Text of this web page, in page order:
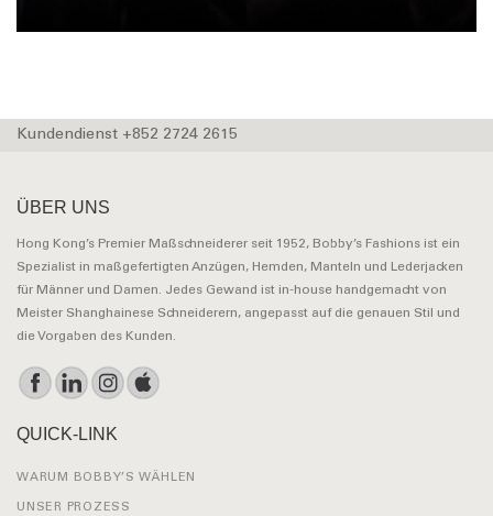
Kundendienst +852 2724 2615
ÜBER UNS
Hong Kong’s Premier Maßschneiderer seit 1952, Bobby’s Fashions ist ein
Spezialist in maßgefertigten Anzügen, Hemden, Manteln und Lederjacken
für Männer und Damen. Jedes Gewand ist in-house handgemacht von
Meister Shanghainese Schneiderern, angepasst auf die genauen Stil und
die Vorgaben des Kunden.
QUICK-LINK
WARUM BOBBY’S WÄHLEN
UNSER PROZESS